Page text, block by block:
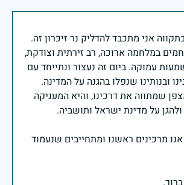
אני מתכבד להדליק נר זיכרון זה.
במלחמה ארוכה, רב זירתית וצודקת,
עמוקה. ביום זה נעצור ונתייחד עם
ובנותינו שנפלו בהגנה על המדינה.
שמתווה את דרכינו, והיא המעניקה
מרכינים ראשנו ומתחייבים שנעמוד